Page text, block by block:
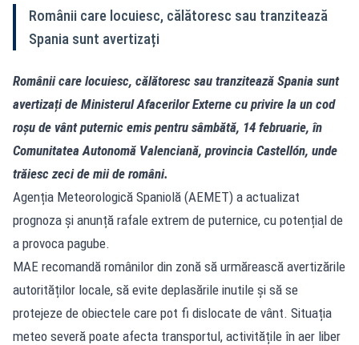
Românii care locuiesc, călătoresc sau tranzitează
Spania sunt avertizați
Românii care locuiesc, călătoresc sau tranzitează Spania sunt
avertizați de Ministerul Afacerilor Externe cu privire la un cod
roșu de vânt puternic emis pentru sâmbătă, 14 februarie, în
Comunitatea Autonomă Valenciană, provincia Castellón, unde
trăiesc zeci de mii de români.
Agenția Meteorologică Spaniolă (AEMET) a actualizat
prognoza și anunță rafale extrem de puternice, cu potențial de
a provoca pagube.
MAE recomandă românilor din zonă să urmărească avertizările
autorităților locale, să evite deplasările inutile și să se
protejeze de obiectele care pot fi dislocate de vânt. Situația
meteo severă poate afecta transportul, activitățile în aer liber